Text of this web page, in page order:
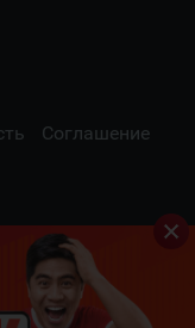
Соглашение